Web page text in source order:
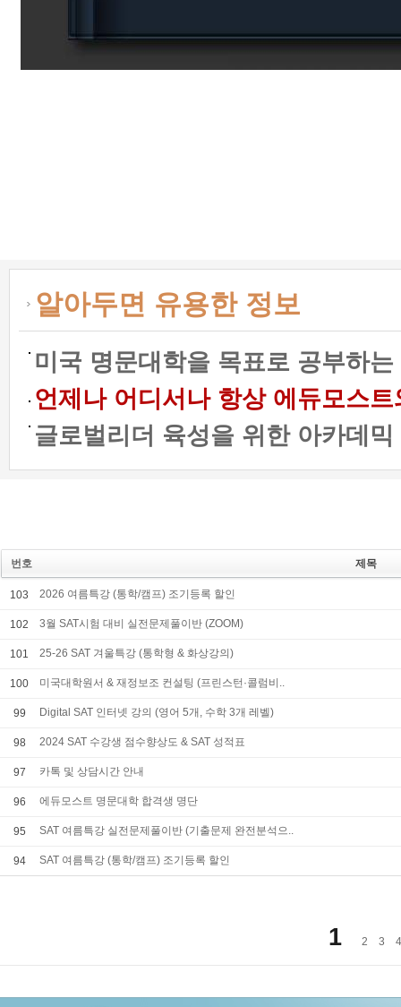
알아두면 유용한 정보
미국 명문대학을 목표로 공부하
언제나 어디서나 항상 에듀모스
글로벌리더 육성을 위한 아카데
번호 제목
103 2026 여름특강 (통학/캠프) 조기등록 할인
102 3월 SAT시험 대비 실전문제풀이반 (ZOOM)
101 25-26 SAT 겨울특강 (통학형 & 화상강의)
100 미국대학원서 & 재정보조 컨설팅 (프린스턴·콜럼비..
99 Digital SAT 인터넷 강의 (영어 5개, 수학 3개 레벨)
98 2024 SAT 수강생 점수향상도 & SAT 성적표
97 카톡 및 상담시간 안내
96 에듀모스트 명문대학 합격생 명단
95 SAT 여름특강 실전문제풀이반 (기출문제 완전분석으..
94 SAT 여름특강 (통학/캠프) 조기등록 할인
1 2 3